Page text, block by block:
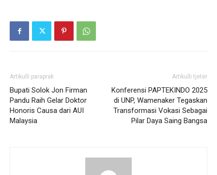
Artikulli paraprak
Bupati Solok Jon Firman
Pandu Raih Gelar Doktor
Honoris Causa dari AUI
Malaysia
Artikulli tjetër
Konferensi PAPTEKINDO 2025
di UNP, Wamenaker Tegaskan
Transformasi Vokasi Sebagai
Pilar Daya Saing Bangsa